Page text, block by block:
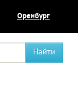
Оренбург
Найти